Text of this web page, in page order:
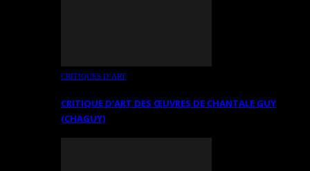
CRITIQUES D’ART
CRITIQUE D’ART DES ŒUVRES DE CHANTALE GUY
(CHAGUY)